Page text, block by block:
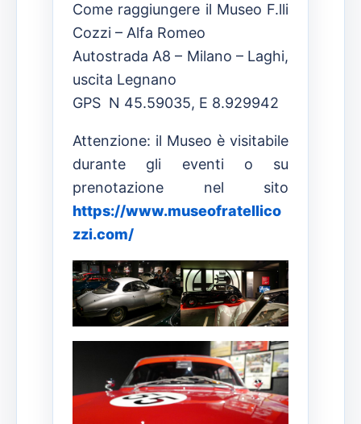
Come raggiungere il Museo F.lli
Cozzi – Alfa Romeo
Autostrada A8 – Milano – Laghi,
uscita Legnano
GPS N 45.59035, E 8.929942
Attenzione: il Museo è visitabile
durante gli eventi o su
prenotazione nel sito
https://www.museofratellico
zzi.com/